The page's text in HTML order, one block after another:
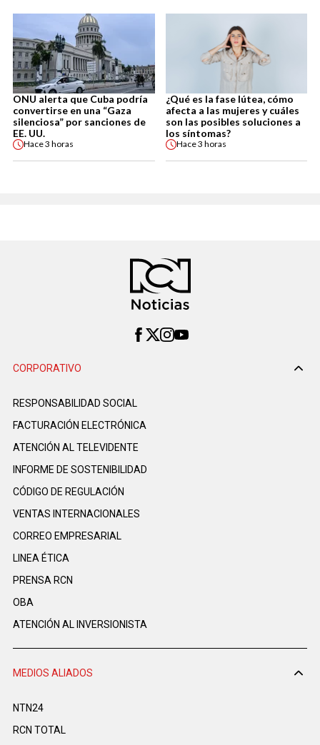
ONU alerta que Cuba podría
convertirse en una “Gaza
silenciosa” por sanciones de
EE. UU.
Hace3 horas
¿Qué es la fase lútea, cómo
afecta a las mujeres y cuáles
son las posibles soluciones a
los síntomas?
Hace3 horas
CORPORATIVO
RESPONSABILIDAD SOCIAL
FACTURACIÓN ELECTRÓNICA
ATENCIÓN AL TELEVIDENTE
INFORME DE SOSTENIBILIDAD
CÓDIGO DE REGULACIÓN
VENTAS INTERNACIONALES
CORREO EMPRESARIAL
LINEA ÉTICA
PRENSA RCN
OBA
ATENCIÓN AL INVERSIONISTA
MEDIOS ALIADOS
NTN24
RCN TOTAL